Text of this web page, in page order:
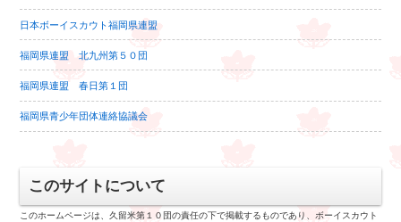
日本ボーイスカウト福岡県連盟
福岡県連盟 北九州第５０団
福岡県連盟 春日第１団
福岡県青少年団体連絡協議会
このサイトについて
このホームページは、久留米第１０団の責任の下で掲載するものであり、ボーイスカウト